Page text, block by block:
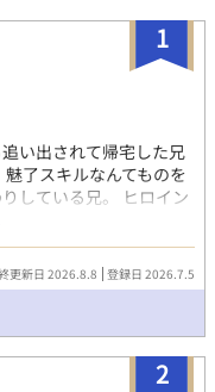
1
い出されて帰宅した兄
了スキルなんてものを
している兄。 ヒロイン
貧乏男爵家である我が
前世の記憶が戻ったか
原作？そんな事は知っ
使って快適スローライ
ターの名前を変更しま
感想コメントは公開不
していきます。もし
ても励みになります！
更新日 2026.8.8 登録日 2026.7.5
2